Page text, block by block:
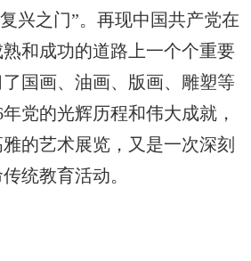
兴之门”。再现中国共产党在
和成功的道路上一个个重要
国画、油画、版画、雕塑等
党的光辉历程和伟大成就，
的艺术展览，又是一次深刻
统教育活动。